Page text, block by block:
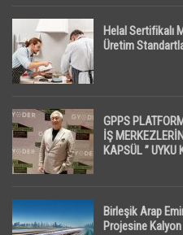
Helal Sertifikalı
Üretim
GPPS
İŞ
KAPSÜL ” UYKU
Birleşik Arap
Projesine